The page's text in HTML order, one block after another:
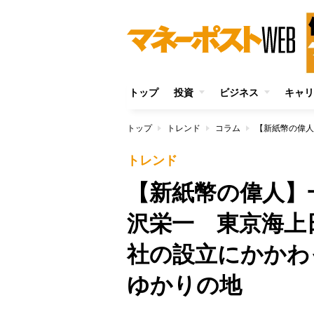
トップ 投資 ビジネス キャ
トップ トレンド コラム
トレンド
【新紙幣の偉人
沢栄一 東京海上
社の設立にかか
ゆかりの地